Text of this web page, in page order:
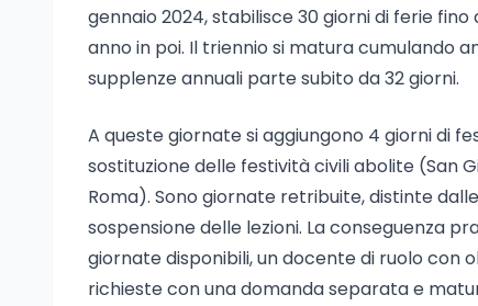
gennaio 2024, stabilisce 30 giorni di ferie
anno in poi. Il triennio si matura cumulando
supplenze annuali parte subito da 32 giorni.
A queste giornate si aggiungono 4 giorni di
sostituzione delle festività civili abolite (San
Roma). Sono giornate retribuite, distinte
sospensione delle lezioni. La conseguenza
giornate disponibili, un docente di ruolo con
richieste con una domanda separata e